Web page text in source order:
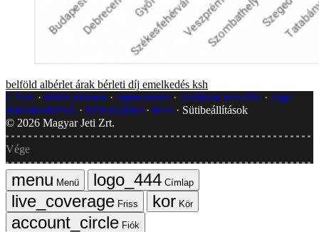
belföld albérlet árak bérleti díj emelkedés ksh
GYIK
Hibát jelentek Impresszum Javítások kezelése
Jogi
dokumentumok
Médiaajánlat RSS
Sütibeállítások
© 2026 Magyar Jeti Zrt.
Vége
Menü
Címlap
Friss
Kör
Fiók